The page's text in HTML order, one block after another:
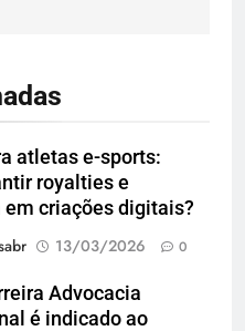
atletas e-sports:
royalties e
em criações digitais?
13/03/2026 0
Advocacia
é indicado ao